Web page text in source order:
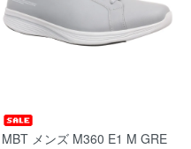
MBT メンズ M360 E1 M GRE